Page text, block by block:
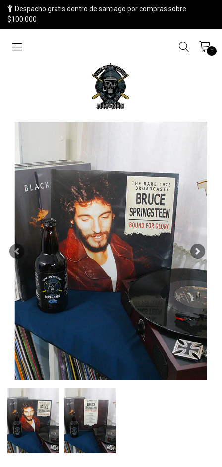
Despacho gratis dentro de santiago por compras sobre
$100.000
0
Previous Next